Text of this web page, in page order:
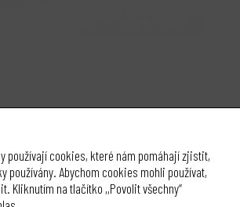
používají cookies, které nám pomáhají zjistit,
používány. Abychom cookies mohli používat,
Kliknutím na tlačítko ,,Povolit všechny“